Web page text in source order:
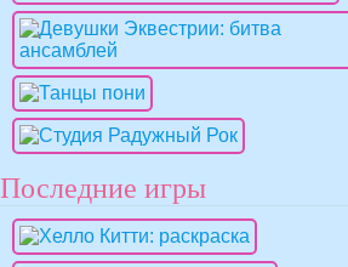
Последние игры